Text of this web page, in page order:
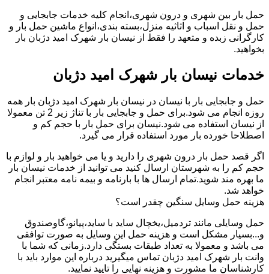
حمل بار بین شهری و درون شهری،انجام کلیه خدمات جابجایی و
حمل و نقل اسباب و اثاثیه منزل،بسته بندی،انواع ماشین حمل بار و
کارگرانی زبده و متعهد را فقط از نیسان بار شهرک امید دژبان بار
بخواهید.
خدمات نیسان بار شهرک امید دژبان
حمل و جابجایی بار با نیسان در نیسان بار شهرک امید دژبان بار همه
روزه انجام می شود.برای حمل و جابجایی بار با تناژ زیر 2 تن معمولا
از نیسان استفاده می شود.نیسان برای حمل بار با حجم کم و
اصطلاحا خورده بار مورد استفاده قرار می گیرد.
اگر قصد حمل بار درون شهری را دارید و یا می خواهید بار و لوازم با
حجم کم را به شهرستان ارسال کنید می توانید از خدمات نیسان بار
ما بهره مند شوید.تمام ارسال ها با بارنامه و بیمه نامه معتبر انجام
خواهد شد.
هزینه حمل وسایل سنگین چقدر است؟
حمل وسایلی مانند تردمیل،یخچال ساید با ساید،پیانو،گاوصندوق
و...بسیار مشکل است و هزینه حمل این وسایل به صورت توافقی
می باشد و معمولا به تعداد طبقات بستگی دارد.زمانی که شما با
وانت بار شهرک امید دژبان تماس میگیرید درباره این موارد باید با
کارشناسان ما مشورت و هزینه نهایی را تایید نمایید.